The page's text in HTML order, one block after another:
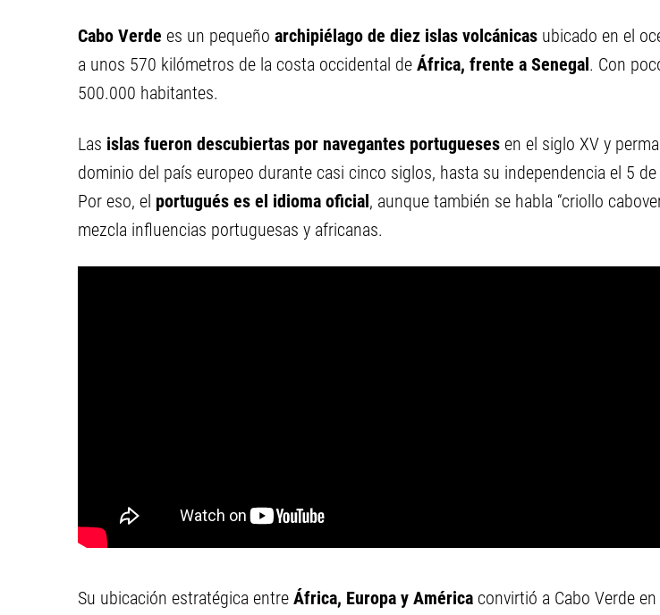
Cabo Verde es un pequeño archipiélago de diez islas volcánicas ubicado en el
a unos 570 kilómetros de la costa occidental de África, frente a Senegal. Con
500.000 habitantes.
Las islas fueron descubiertas por navegantes portugueses en el siglo XV y
dominio del país europeo durante casi cinco siglos, hasta su independencia el 5
Por eso, el portugués es el idioma oficial, aunque también se habla “criollo
mezcla influencias portuguesas y africanas.
Su ubicación estratégica entre África, Europa y América convirtió a Cabo Verde